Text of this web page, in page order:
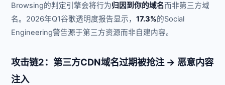
Browsing的判定引擎会将行为归因到你的域名而非第三方域
名。2026年Q1谷歌透明度报告显示，17.3%的Social
Engineering警告源于第三方资源而非自建内容。
攻击链2：第三方CDN域名过期被抢注 → 恶意内容
注入